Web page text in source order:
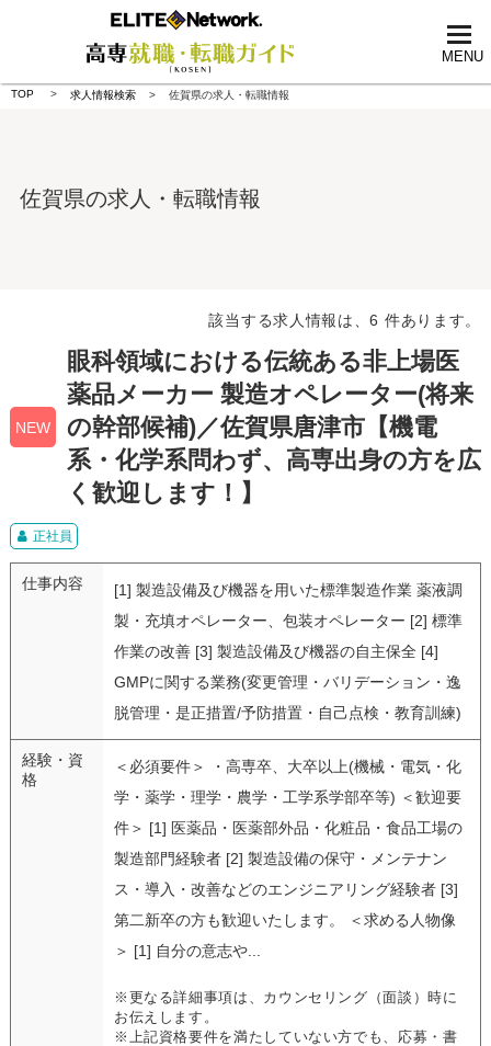
MENU
TOP 求人情報検索 佐賀県の求人・転職情報
佐賀県の求人・転職情報
該当する求人情報は、6 件あります。
NEW
眼科領域における伝統ある非上場医
薬品メーカー 製造オペレーター(将来
の幹部候補)／佐賀県唐津市【機電
系・化学系問わず、高専出身の方を広
く歓迎します！】
正社員
仕事内容
[1] 製造設備及び機器を用いた標準製造作業 薬液調
製・充填オペレーター、包装オペレーター [2] 標準
作業の改善 [3] 製造設備及び機器の自主保全 [4]
GMPに関する業務(変更管理・バリデーション・逸
脱管理・是正措置/予防措置・自己点検・教育訓練)
経験・資
格
＜必須要件＞ ・高専卒、大卒以上(機械・電気・化
学・薬学・理学・農学・工学系学部卒等) ＜歓迎要
件＞ [1] 医薬品・医薬部外品・化粧品・食品工場の
製造部門経験者 [2] 製造設備の保守・メンテナン
ス・導入・改善などのエンジニアリング経験者 [3]
第二新卒の方も歓迎いたします。 ＜求める人物像
＞ [1] 自分の意志や...
※更なる詳細事項は、カウンセリング（面談）時に
お伝えします。
※上記資格要件を満たしていない方でも、応募・書